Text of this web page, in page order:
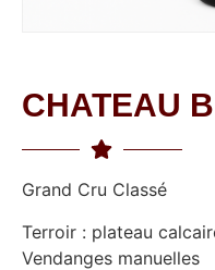
CHATEAU
Grand Cru Classé
Terroir : plateau
Vendanges manuelles